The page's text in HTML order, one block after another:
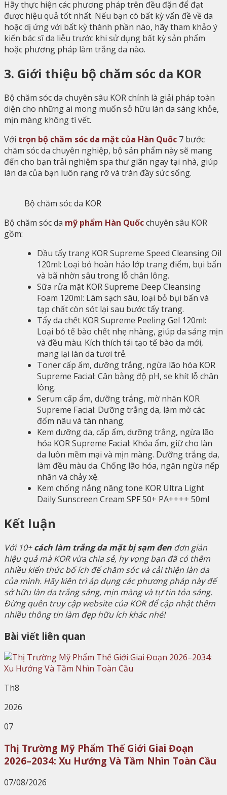
Hãy thực hiện các phương pháp trên đều đặn để đạt
được hiệu quả tốt nhất. Nếu bạn có bất kỳ vấn đề về da
hoặc dị ứng với bất kỳ thành phần nào, hãy tham khảo ý
kiến bác sĩ da liễu trước khi sử dụng bất kỳ sản phẩm
hoặc phương pháp làm trắng da nào.
3. Giới thiệu bộ chăm sóc da KOR
Bộ chăm sóc da chuyên sâu KOR chính là giải pháp toàn
diện cho những ai mong muốn sở hữu làn da sáng khỏe,
mịn màng không tì vết.
Với trọn bộ chăm sóc da mặt của Hàn Quốc 7 bước
chăm sóc da chuyên nghiệp, bộ sản phẩm này sẽ mang
đến cho bạn trải nghiệm spa thư giãn ngay tại nhà, giúp
làn da của bạn luôn rạng rỡ và tràn đầy sức sống.
Bộ chăm sóc da KOR
Bộ chăm sóc da mỹ phẩm Hàn Quốcchuyên sâu KOR
gồm:
Dầu tẩy trang KOR Supreme Speed Cleansing Oil
120ml: Loại bỏ hoàn hảo lớp trang điểm, bụi bẩn
và bã nhờn sâu trong lỗ chân lông.
Sữa rửa mặt KOR Supreme Deep Cleansing
Foam 120ml: Làm sạch sâu, loại bỏ bụi bẩn và
tạp chất còn sót lại sau bước tẩy trang.
Tẩy da chết KOR Supreme Peeling Gel 120ml:
Loại bỏ tế bào chết nhẹ nhàng, giúp da sáng mịn
và đều màu. Kích thích tái tạo tế bào da mới,
mang lại làn da tươi trẻ.
Toner cấp ẩm, dưỡng trắng, ngừa lão hóa KOR
Supreme Facial: Cân bằng độ pH, se khít lỗ chân
lông.
Serum cấp ẩm, dưỡng trắng, mờ nhăn KOR
Supreme Facial: Dưỡng trắng da, làm mờ các
đốm nâu và tàn nhang.
Kem dưỡng da, cấp ẩm, dưỡng trắng, ngừa lão
hóa KOR Supreme Facial: Khóa ẩm, giữ cho làn
da luôn mềm mại và mịn màng. Dưỡng trắng da,
làm đều màu da. Chống lão hóa, ngăn ngừa nếp
nhăn và chảy xệ.
Kem chống nắng nâng tone KOR Ultra Light
Daily Sunscreen Cream SPF 50+ PA++++ 50ml
Kết luận
Với 10+cách làm trắng da mặt bị sạm đen đơn giản
hiệu quả mà KOR vừa chia sẻ, hy vọng bạn đã có thêm
nhiều kiến thức bổ ích để chăm sóc và cải thiện làn da
của mình. Hãy kiên trì áp dụng các phương pháp này để
sở hữu làn da trắng sáng, mịn màng và tự tin tỏa sáng.
Đừng quên truy cập website của KOR để cập nhật thêm
nhiều thông tin làm đẹp hữu ích khác nhé!
Bài viết liên quan
Th8
2026
07
Thị Trường Mỹ Phẩm Thế Giới Giai Đoạn
2026–2034: Xu Hướng Và Tầm Nhìn Toàn Cầu
07/08/2026